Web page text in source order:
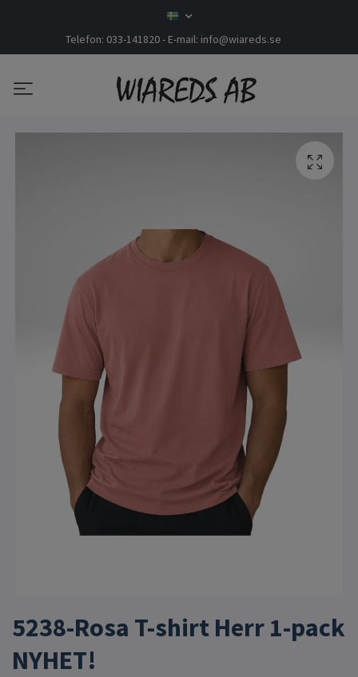
Telefon: 033-141820 - E-mail: info@wiareds.se
5238-Rosa T-shirt Herr 1-pack
NYHET!